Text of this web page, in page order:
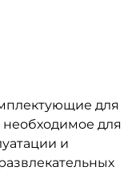
для
необходимое для
и